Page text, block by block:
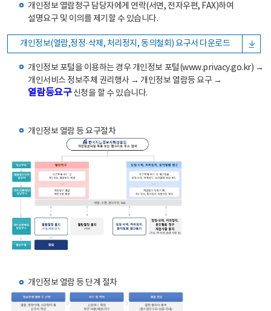
개인정보 열람청구 담당자에게 연락(서면, 전자우편, FAX)하여
설명요구 및 이의를 제기할 수 있습니다.
개인정보(열람,정정·삭제, 처리정지, 동의철회) 요구서 다운로드
개인정보 포털을 이용하는 경우 개인정보 포털(www.privacy.go.kr) →
개인서비스 정보주체 권리행사 → 개인정보 열람등 요구 →
열람등요구신청을 할 수 있습니다.
개인정보 열람 등 요구절차
개인정보 열람 등 단계 절차